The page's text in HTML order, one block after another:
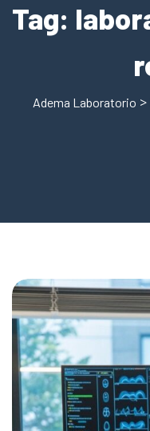
Tag:
Adema Laboratorio